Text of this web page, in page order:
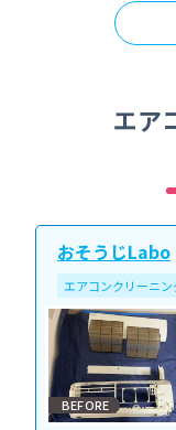
エア
おそうじLabo
エアコンクリーニン
BEFORE